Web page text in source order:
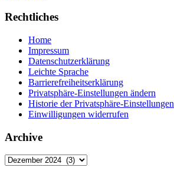
Rechtliches
Home
Impressum
Datenschutzerklärung
Leichte Sprache
Barrierefreiheitserklärung
Privatsphäre-Einstellungen ändern
Historie der Privatsphäre-Einstellungen
Einwilligungen widerrufen
Archive
Archive